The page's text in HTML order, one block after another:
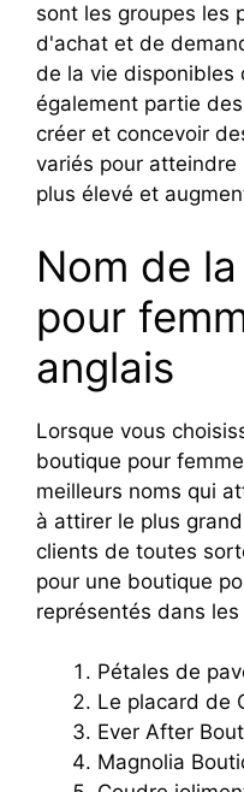
sont les groupes les
d'achat et de
de la vie disponibles
également partie
créer et concevoir
variés pour atteindre
plus élevé et
Nom de
pour
anglais
Lorsque vous
boutique pour
meilleurs noms qui
à attirer le plus
clients de toutes
pour une boutique
représentés dans
Pétales de
Le placard de
Ever After
Magnolia